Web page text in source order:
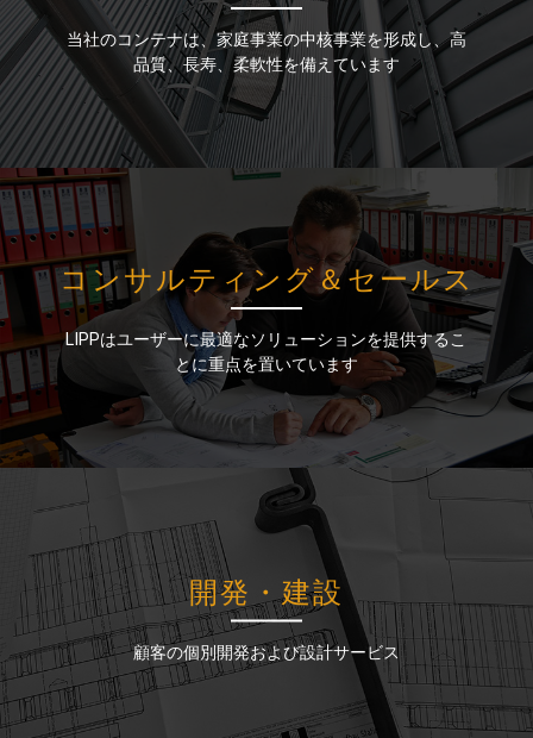
当社のコンテナは、家庭事業の中核事業を形成し、高
品質、長寿、柔軟性を備えています
当社のコンテナは、家庭事業の中核事業を形成し、高
品質、長寿、柔軟性を備えています
コンサルティング＆セールス
LIPPはユーザーに最適なソリューションを提供するこ
とに重点を置いています
コンサルティング＆セールス
LIPPはユーザーに最適なソリューションを提供するこ
とに重点を置いています
開発・建設
顧客の個別開発および設計サービス
開発・建設
顧客の個別開発および設計サービス